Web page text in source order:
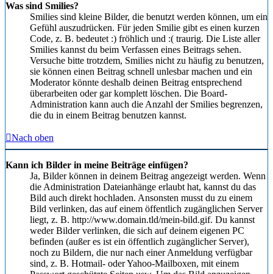
Was sind Smilies?
Smilies sind kleine Bilder, die benutzt werden können, um ein
Gefühl auszudrücken. Für jeden Smilie gibt es einen kurzen
Code, z. B. bedeutet :) fröhlich und :( traurig. Die Liste aller
Smilies kannst du beim Verfassen eines Beitrags sehen.
Versuche bitte trotzdem, Smilies nicht zu häufig zu benutzen,
sie können einen Beitrag schnell unlesbar machen und ein
Moderator könnte deshalb deinen Beitrag entsprechend
überarbeiten oder gar komplett löschen. Die Board-
Administration kann auch die Anzahl der Smilies begrenzen,
die du in einem Beitrag benutzen kannst.
Nach oben
Kann ich Bilder in meine Beiträge einfügen?
Ja, Bilder können in deinem Beitrag angezeigt werden. Wenn
die Administration Dateianhänge erlaubt hat, kannst du das
Bild auch direkt hochladen. Ansonsten musst du zu einem
Bild verlinken, das auf einem öffentlich zugänglichen Server
liegt, z. B. http://www.domain.tld/mein-bild.gif. Du kannst
weder Bilder verlinken, die sich auf deinem eigenen PC
befinden (außer es ist ein öffentlich zugänglicher Server),
noch zu Bildern, die nur nach einer Anmeldung verfügbar
sind, z. B. Hotmail- oder Yahoo-Mailboxen, mit einem